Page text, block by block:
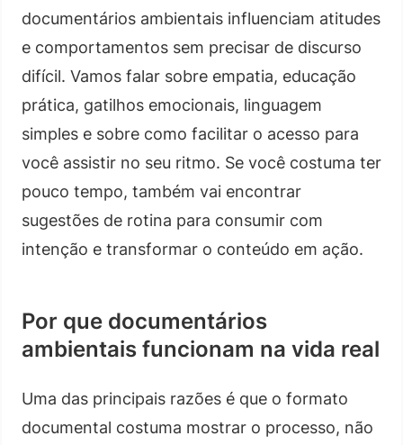
documentários ambientais influenciam atitudes
e comportamentos sem precisar de discurso
difícil. Vamos falar sobre empatia, educação
prática, gatilhos emocionais, linguagem
simples e sobre como facilitar o acesso para
você assistir no seu ritmo. Se você costuma ter
pouco tempo, também vai encontrar
sugestões de rotina para consumir com
intenção e transformar o conteúdo em ação.
Por que documentários
ambientais funcionam na vida real
Uma das principais razões é que o formato
documental costuma mostrar o processo, não